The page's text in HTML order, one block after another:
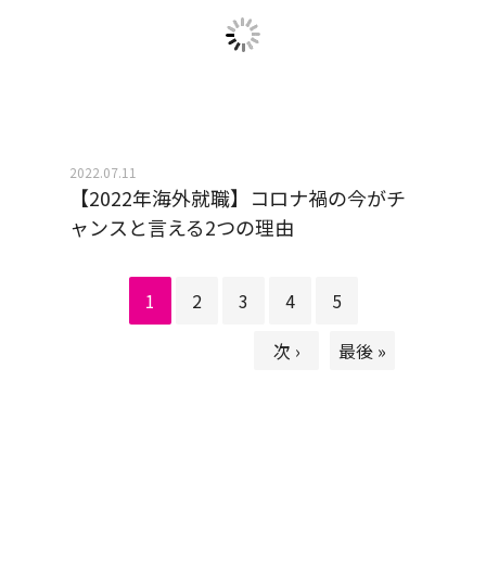
2022.07.11
【2022年海外就職】コロナ禍の今がチ
ャンスと言える2つの理由
1 2 3 4
5
次 ›
最後 »